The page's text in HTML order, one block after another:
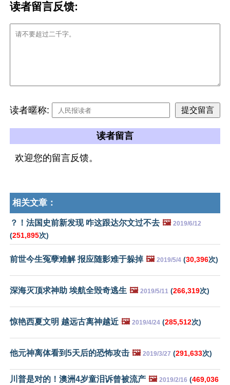
读者留言反馈:
读者暱称:
读者留言
欢迎您的留言反馈。
相关文章：
？！法国史前新发现 咋这跟达尔文过不去 🖼️ 2019/6/12
(251,895次)
前世今生冤孽难解 报应随影难于躲掉 🖼️ 2019/5/4 (30,396次)
深海灭顶求神助 埃航全毁奇逃生 🖼️ 2019/5/11 (266,319次)
惊艳西夏文明 越远古离神越近 🖼️ 2019/4/24 (285,512次)
他元神离体看到5天后的恐怖攻击 🖼️ 2019/3/27 (291,633次)
川普是对的！澳洲4岁童泪诉曾被流产 🖼️ 2019/2/16 (469,036